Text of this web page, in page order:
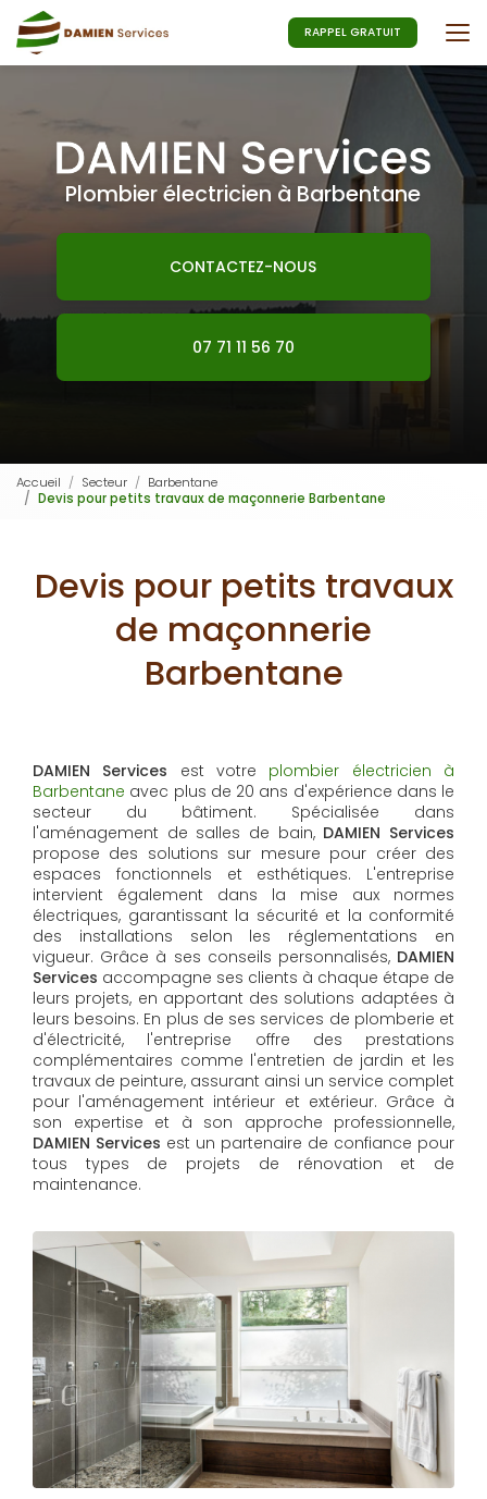
au
contenu
principal
RAPPEL GRATUIT
Plombier électricien à Barbentane
CONTACTEZ-NOUS
07 71 11 56 70
Accueil Secteur
Barbentane
Devis pour petits travaux de maçonnerie Barbentane
Devis pour petits travaux
de maçonnerie
Barbentane
DAMIEN Services est votre plombier électricien à
Barbentane avec plus de 20 ans d'expérience dans le
secteur du bâtiment. Spécialisée dans
l'aménagement de salles de bain, DAMIEN Services
propose des solutions sur mesure pour créer des
espaces fonctionnels et esthétiques. L'entreprise
intervient également dans la mise aux normes
électriques, garantissant la sécurité et la conformité
des installations selon les réglementations en
vigueur. Grâce à ses conseils personnalisés, DAMIEN
Services accompagne ses clients à chaque étape de
leurs projets, en apportant des solutions adaptées à
leurs besoins. En plus de ses services de plomberie et
d'électricité, l'entreprise offre des prestations
complémentaires comme l'entretien de jardin et les
travaux de peinture, assurant ainsi un service complet
pour l'aménagement intérieur et extérieur. Grâce à
son expertise et à son approche professionnelle,
DAMIEN Services​​​​​​​ est un partenaire de confiance pour
tous types de projets de rénovation et de
maintenance.